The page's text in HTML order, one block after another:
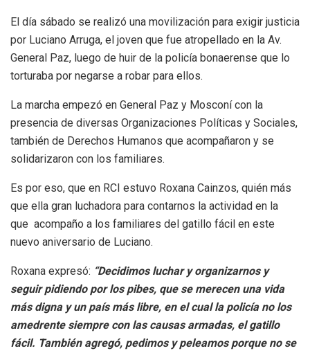
El día sábado se realizó una movilización para exigir justicia
por Luciano Arruga, el joven que fue atropellado en la Av.
General Paz, luego de huir de la policía bonaerense que lo
torturaba por negarse a robar para ellos.
La marcha empezó en General Paz y Mosconí con la
presencia de diversas Organizaciones Políticas y Sociales,
también de Derechos Humanos que acompañaron y se
solidarizaron con los familiares.
Es por eso, que en RCI estuvo Roxana Cainzos, quién más
que ella gran luchadora para contarnos la actividad en la
que acompaño a los familiares del gatillo fácil en este
nuevo aniversario de Luciano.
Roxana expresó: “Decidimos luchar y organizarnos y
seguir pidiendo por los pibes, que se merecen una vida
más digna y un país más libre, en el cual la policía no los
amedrente siempre con las causas armadas, el gatillo
fácil. También agregó, pedimos y peleamos porque no se